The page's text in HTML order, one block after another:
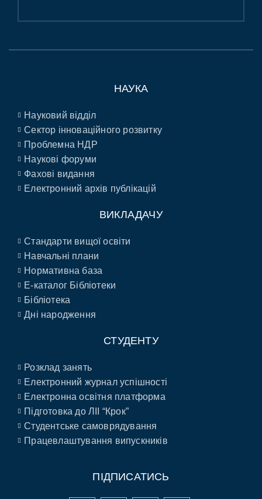
НАУКА
Науковий відділ
Сектор інноваційного розвитку
Проблемна НДР
Наукові форуми
Фахові видання
Електронний архів публікацій
ВИКЛАДАЧУ
Стандарти вищої освіти
Навчальні плани
Нормативна база
E-каталог Бібліотеки
Бібліотека
Дні народження
СТУДЕНТУ
Розклад занять
Електронний журнал успішності
Електронна освітня платформа
Підготовка до ЛІІ “Крок”
Студентське самоврядування
Працевлаштування випускників
ПІДПИСАТИСЬ